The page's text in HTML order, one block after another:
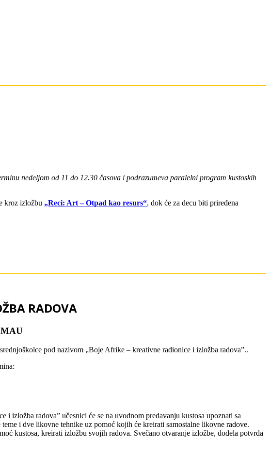
nedeljom od 11 do 12.30 časova i podrazumeva paralelni program kustoskih
kroz izložbu „Reci: Art – Otpad kao resurs“, dok će za decu biti priređena
RADOVA
MAU
pod nazivom „Boje Afrike – kreativne radionice i izložba radova”..
izložba radova” učesnici će se na uvodnom predavanju kustosa upoznati sa
i dve likovne tehnike uz pomoć kojih će kreirati samostalne likovne radove.
kustosa, kreirati izložbu svojih radova. Svečano otvaranje izložbe, dodela potvrda